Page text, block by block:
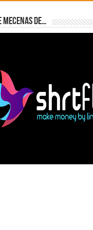
Mecenas de…